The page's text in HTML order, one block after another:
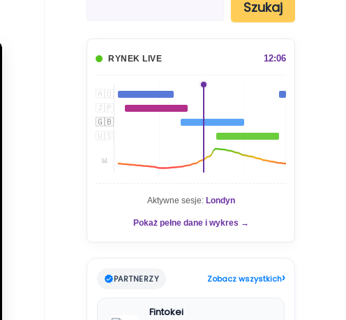
Szukaj
RYNEK LIVE 12:06
🇦🇺
🇯🇵
🇬🇧
🇺🇸
📊
Aktywne sesje: Londyn
Pokaż pełne dane i wykres →
PARTNERZY Zobacz wszystkich›
Fintokei